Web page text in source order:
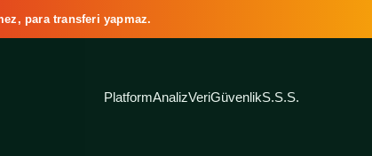
para transferi yapmaz.
PlatformAnalizVeriGüvenlikS.S.S.